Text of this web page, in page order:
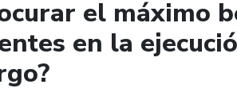
el máximo
en la